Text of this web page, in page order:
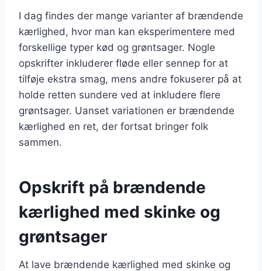
I dag findes der mange varianter af brændende
kærlighed, hvor man kan eksperimentere med
forskellige typer kød og grøntsager. Nogle
opskrifter inkluderer fløde eller sennep for at
tilføje ekstra smag, mens andre fokuserer på at
holde retten sundere ved at inkludere flere
grøntsager. Uanset variationen er brændende
kærlighed en ret, der fortsat bringer folk
sammen.
Opskrift på brændende
kærlighed med skinke og
grøntsager
At lave brændende kærlighed med skinke og